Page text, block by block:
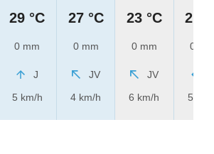
29 °C
0 mm
J
5 km/h
27 °C
0 mm
JV
4 km/h
23 °C
0 mm
JV
6 km/h
21 °C
0 mm
5 km/h